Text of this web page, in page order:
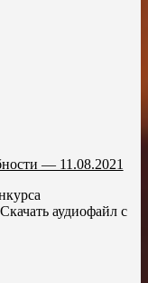
— 11.08.2021
аудиофайл с